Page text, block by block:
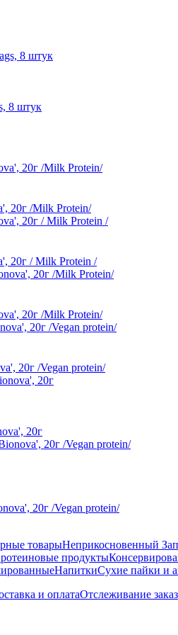
8 штук
20г /Milk Protein/
20г / Milk Protein /
20г /Milk Protein/
20г /Vegan protein/
20г
20г /Vegan protein/
товарыНеприкосновенный
продукты
НапиткиСухие пайки и
и оплатаОтслеживание